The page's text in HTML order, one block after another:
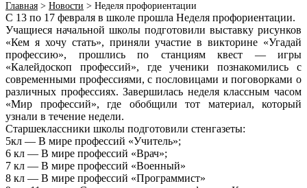
Главная > Новости > Неделя профориентации
С 13 по 17 февраля в школе прошла Неделя профориентации.
Учащиеся начальной школы подготовили выставку рисунков
«Кем я хочу стать», приняли участие в викторине «Угадай
профессию», прошлись по станциям квест — игры
«Калейдоскоп профессий», где ученики познакомились с
современными профессиями, с пословицами и поговорками о
различных профессиях. Завершилась неделя классным часом
«Мир профессий», где обобщили тот материал, который
узнали в течение недели.
Старшеклассники школы подготовили стенгазеты:
5кл — В мире профессий «Учитель»;
6 кл — В мире профессий «Врач»;
7 кл — В мире профессий «Военный»
8 кл — В мире профессий «Программист»